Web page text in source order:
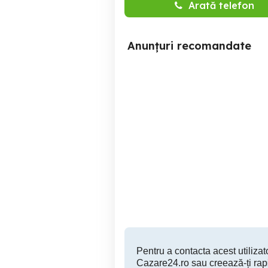
Arată telefon
Anunțuri recomandate
Pentru a contacta acest
Cazare24.ro sau creează-ți